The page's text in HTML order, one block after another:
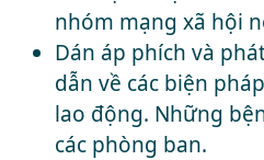
nhóm mạng xã hội
Dán áp phích và
dẫn về các biện
lao động. Những
các phòng ban.